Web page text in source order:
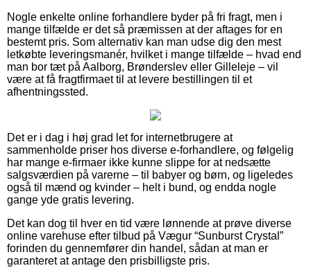
Nogle enkelte online forhandlere byder på fri fragt, men i
mange tilfælde er det så præmissen at der aftages for en
bestemt pris. Som alternativ kan man udse dig den mest
letkøbte leveringsmanér, hvilket i mange tilfælde – hvad end
man bor tæt på Aalborg, Brønderslev eller Gilleleje – vil
være at få fragtfirmaet til at levere bestillingen til et
afhentningssted.
Det er i dag i høj grad let for internetbrugere at
sammenholde priser hos diverse e-forhandlere, og følgelig
har mange e-firmaer ikke kunne slippe for at nedsætte
salgsværdien på varerne – til babyer og børn, og ligeledes
også til mænd og kvinder – helt i bund, og endda nogle
gange yde gratis levering.
Det kan dog til hver en tid være lønnende at prøve diverse
online varehuse efter tilbud på Vægur “Sunburst Crystal”
forinden du gennemfører din handel, sådan at man er
garanteret at antage den prisbilligste pris.